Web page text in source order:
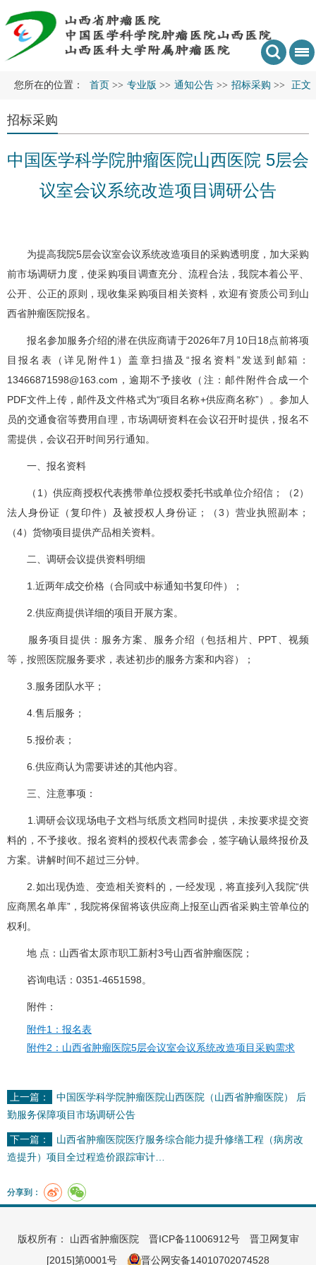
您所在的位置： 首页 >> 专业版 >> 通知公告 >> 招标采购 >> 正文
招标采购
中国医学科学院肿瘤医院山西医院 5层会
议室会议系统改造项目调研公告
为提高我院5层会议室会议系统改造项目的采购透明度，加大采购
前市场调研力度，使采购项目调查充分、流程合法，我院本着公平、
公开、公正的原则，现收集采购项目相关资料，欢迎有资质公司到山
西省肿瘤医院报名。
报名参加服务介绍的潜在供应商请于2026年7月10日18点前将项
目报名表（详见附件1）盖章扫描及“报名资料”发送到邮箱：
13466871598@163.com，逾期不予接收（注：邮件附件合成一个
PDF文件上传，邮件及文件格式为“项目名称+供应商名称”）。参加人
员的交通食宿等费用自理，市场调研资料在会议召开时提供，报名不
需提供，会议召开时间另行通知。
一、报名资料
（1）供应商授权代表携带单位授权委托书或单位介绍信；（2）
法人身份证（复印件）及被授权人身份证；（3）营业执照副本；
（4）货物项目提供产品相关资料。
二、调研会议提供资料明细
1.近两年成交价格（合同或中标通知书复印件）；
2.供应商提供详细的项目开展方案。
服务项目提供：服务方案、服务介绍（包括相片、PPT、视频
等，按照医院服务要求，表述初步的服务方案和内容）；
3.服务团队水平；
4.售后服务；
5.报价表；
6.供应商认为需要讲述的其他内容。
三、注意事项：
1.调研会议现场电子文档与纸质文档同时提供，未按要求提交资
料的，不予接收。报名资料的授权代表需参会，签字确认最终报价及
方案。讲解时间不超过三分钟。
2.如出现伪造、变造相关资料的，一经发现，将直接列入我院“供
应商黑名单库”，我院将保留将该供应商上报至山西省采购主管单位的
权利。
地 点：山西省太原市职工新村3号山西省肿瘤医院；
咨询电话：0351-4651598。
附件：
附件1：报名表
附件2：山西省肿瘤医院5层会议室会议系统改造项目采购需求
上一篇：
中国医学科学院肿瘤医院山西医院（山西省肿瘤医院） 后
勤服务保障项目市场调研公告
下一篇：
山西省肿瘤医院医疗服务综合能力提升修缮工程（病房改
造提升）项目全过程造价跟踪审计…
分享到：
版权所有： 山西省肿瘤医院 晋ICP备11006912号晋卫网复审
[2015]第0001号
晋公网安备14010702074528